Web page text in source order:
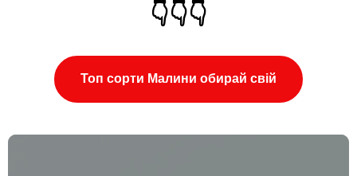
👇👇👇
Топ сорти Малини обирай свій